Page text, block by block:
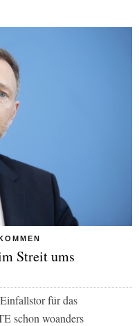
Streit ums
für das
schon woanders